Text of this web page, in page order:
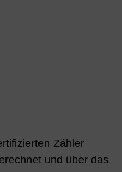
Zähler
und über das